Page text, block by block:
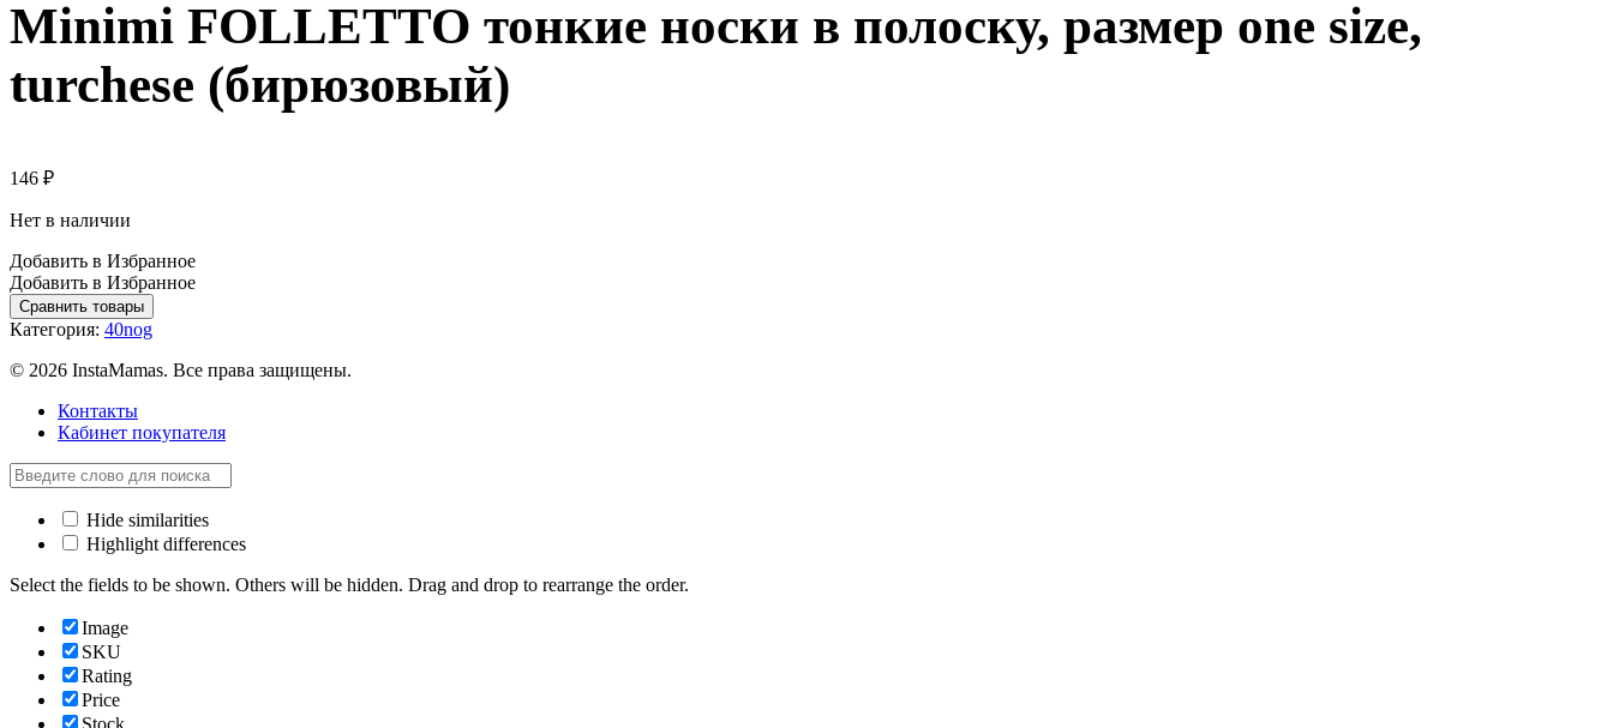
Minimi FOLLETTO тонкие носки в полоску, размер one size,
turchese (бирюзовый)
146 ₽
Нет в наличии
Добавить в Избранное
Добавить в Избранное
Сравнить товары
Категория: 40nog
© 2026 InstaMamas. Все права защищены.
Контакты
Кабинет покупателя
Hide similarities
Highlight differences
Select the fields to be shown. Others will be hidden. Drag and drop to rearrange the order.
Image
SKU
Rating
Price